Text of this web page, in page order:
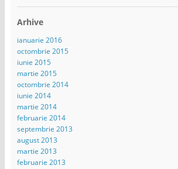
Arhive
ianuarie 2016
octombrie 2015
iunie 2015
martie 2015
octombrie 2014
iunie 2014
martie 2014
februarie 2014
septembrie 2013
august 2013
martie 2013
februarie 2013